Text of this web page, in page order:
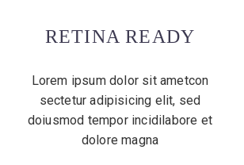
RETINA READY
Lorem ipsum dolor sit ametcon
sectetur adipisicing elit, sed
doiusmod tempor incidilabore et
dolore magna